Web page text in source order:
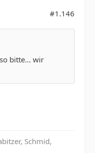
#1.146
bitte... wir
Schmid,